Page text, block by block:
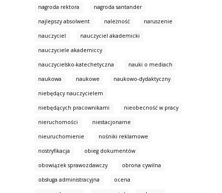
nagroda rektora nagroda santander
najlepszy absolwent należność naruszenie
nauczyciel nauczyciel akademicki
nauczyciele akademiccy
nauczycielsko-katechetyczna nauki o mediach
naukowa naukowe naukowo-dydaktyczny
niebędący nauczycielem
niebędących pracownikami nieobecność w pracy
nieruchomości niestacjonarne
nieuruchomienie nośniki reklamowe
nostryfikacja obieg dokumentów
obowiązek sprawozdawczy obrona cywilna
obsługa administracyjna ocena